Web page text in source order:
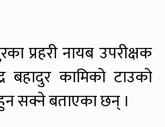
प्रहरी नायब उपरीक्षक
बहादुर कामिको टाउको
सक्ने बताएका छन् ।